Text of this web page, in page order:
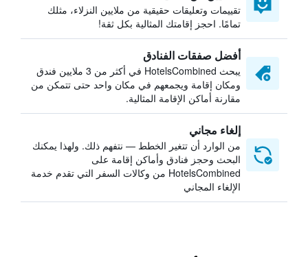
تقييمات وتعليقات حقيقية من ملايين النزلاء، مثلك
تمامًا. احجز إقامتك المثالية بكل ثقة!
أفضل صفقات الفنادق
يبحث HotelsCombined في أكثر من 3 ملايين فندق
ومكان إقامة ويجمعهم في مكان واحد حتى تتمكن من
مقارنة أماكن الإقامة المثالية.
إلغاء مجاني
من الوارد أن تتغير الخطط — نتفهم ذلك. ولهذا يمكنك
البحث وحجز فنادق وأماكن إقامة على
HotelsCombined من وكالات السفر التي تقدم خدمة
الإلغاء المجاني